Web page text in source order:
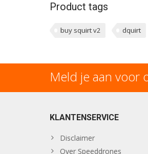
Product tags
buy squirt v2 dquirt
Meld je aan voor
KLANTENSERVICE
Disclaimer
Over Speeddrones